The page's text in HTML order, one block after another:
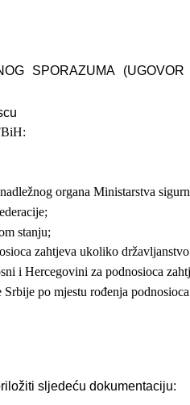
SPORAZUMA
organa Ministarstva
stanju;
zahtjeva ukoliko
i Hercegovini za podnosioca
Srbije po mjestu rođenja
sljedeću dokumentaciju: